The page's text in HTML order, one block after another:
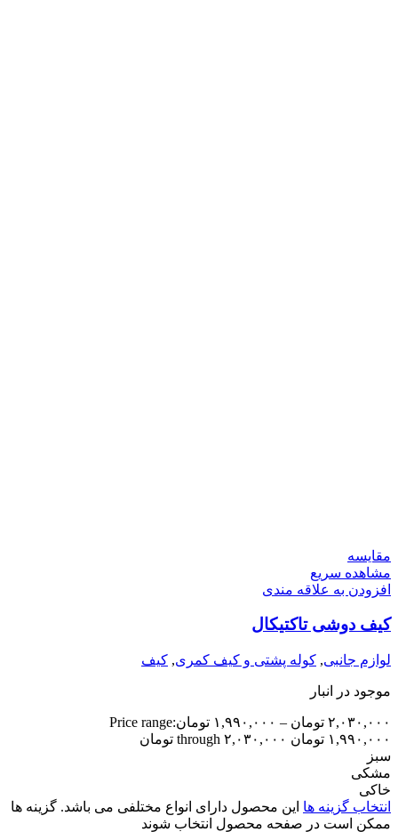
مقایسه
مشاهده سریع
افزودن به علاقه مندی
کیف دوشی تاکتیکال
لوازم جانبی, کوله پشتی و کیف کمری, کیف
موجود در انبار
۲,۰۳۰,۰۰۰ تومان – ۱,۹۹۰,۰۰۰ تومانPrice range:
۱,۹۹۰,۰۰۰ تومان through ۲,۰۳۰,۰۰۰ تومان
سبز
مشکی
خاکی
انتخاب گزینه ها این محصول دارای انواع مختلفی می باشد. گزینه ها
ممکن است در صفحه محصول انتخاب شوند